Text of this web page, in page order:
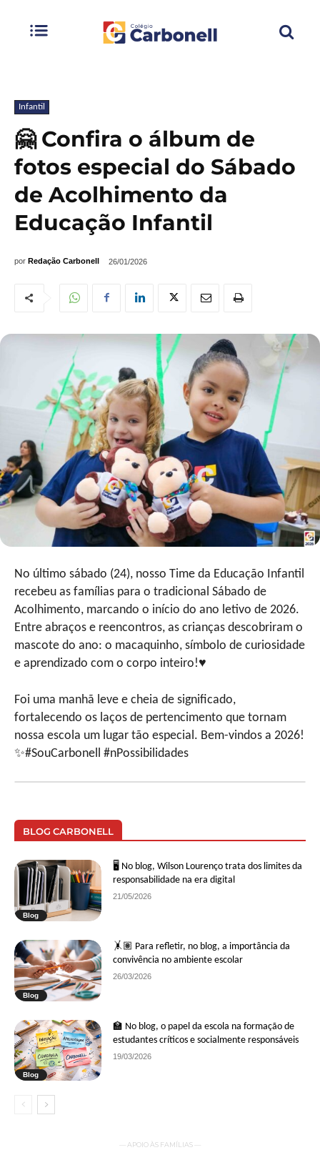
Infantil
🤗 Confira o álbum de
fotos especial do Sábado
de Acolhimento da
Educação Infantil
por Redação Carbonell 26/01/2026
No último sábado (24), nosso Time da Educação Infantil
recebeu as famílias para o tradicional Sábado de
Acolhimento, marcando o início do ano letivo de 2026.
Entre abraços e reencontros, as crianças descobriram o
mascote do ano: o macaquinho, símbolo de curiosidade
e aprendizado com o corpo inteiro!♥️
Foi uma manhã leve e cheia de significado,
fortalecendo os laços de pertencimento que tornam
nossa escola um lugar tão especial. Bem-vindos a 2026!
✨#SouCarbonell #nPossibilidades
BLOG CARBONELL
Blog
🖥 No blog, Wilson Lourenço trata dos limites da
responsabilidade na era digital
21/05/2026
Blog
🤸🏽 Para refletir, no blog, a importância da
convivência no ambiente escolar
26/03/2026
Blog
🏫 No blog, o papel da escola na formação de
estudantes críticos e socialmente responsáveis
19/03/2026
— APOIO ÀS FAMÍLIAS —